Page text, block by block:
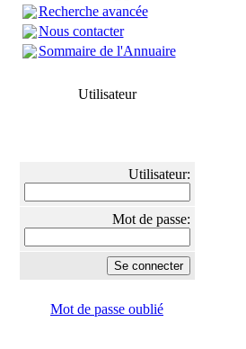
Recherche avancée
Nous contacter
Sommaire de l'Annuaire
Utilisateur
Utilisateur:
Mot de passe:
Mot de passe oublié